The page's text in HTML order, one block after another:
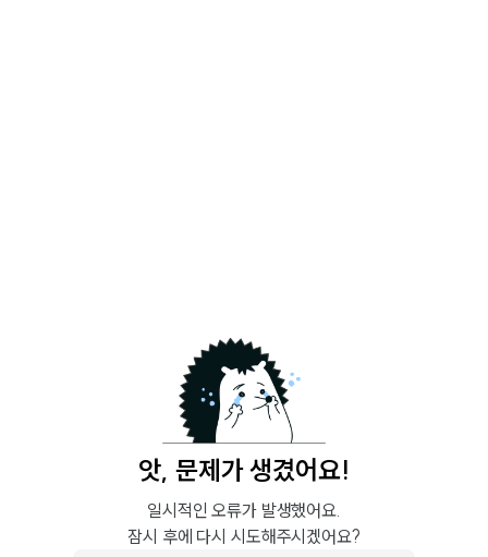
앗, 문제가 생겼어요!
일시적인 오류가 발생했어요.
잠시 후에 다시 시도해주시겠어요?